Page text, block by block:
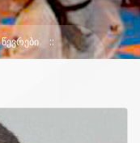
ᲬᲔᲕᲠᲔᲑᲘ